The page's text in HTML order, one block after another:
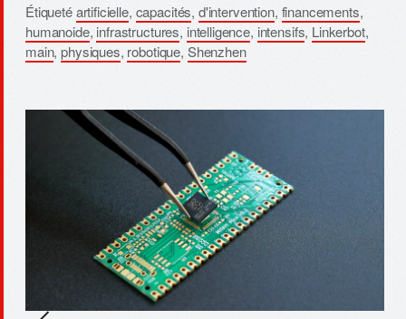
Étiquetéartificielle, capacités, d'intervention, financements,
humanoide, infrastructures, intelligence, intensifs, Linkerbot,
main,physiques, robotique, Shenzhen